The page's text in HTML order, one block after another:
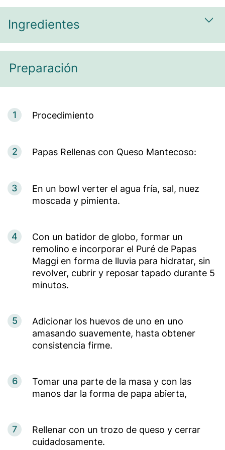
Ingredientes
Preparación
1 Procedimiento
2 Papas Rellenas con Queso Mantecoso:
3
En un bowl verter el agua fría, sal, nuez
moscada y pimienta.
4
Con un batidor de globo, formar un
remolino e incorporar el Puré de Papas
Maggi en forma de lluvia para hidratar, sin
revolver, cubrir y reposar tapado durante 5
minutos.
5
Adicionar los huevos de uno en uno
amasando suavemente, hasta obtener
consistencia firme.
6
Tomar una parte de la masa y con las
manos dar la forma de papa abierta,
7
Rellenar con un trozo de queso y cerrar
cuidadosamente.